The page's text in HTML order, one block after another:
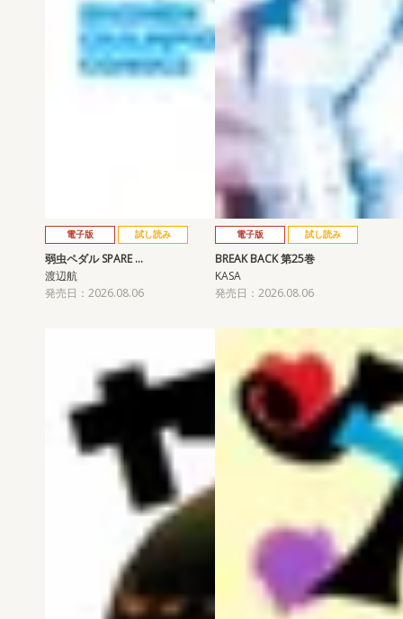
電子版 試し読み
弱虫ペダル SPARE …
渡辺航
発売日：2026.08.06
電子版 試し読み
BREAK BACK 第25巻
KASA
発売日：2026.08.06